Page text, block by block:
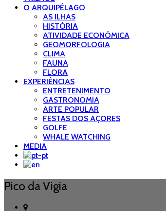
O ARQUIPÉLAGO
AS ILHAS
HISTÓRIA
ATIVIDADE ECONÓMICA
GEOMORFOLOGIA
CLIMA
FAUNA
FLORA
EXPERIÊNCIAS
ENTRETENIMENTO
GASTRONOMIA
ARTE POPULAR
FESTAS DOS AÇORES
GOLFE
WHALE WATCHING
MEDIA
Pico da Vigia